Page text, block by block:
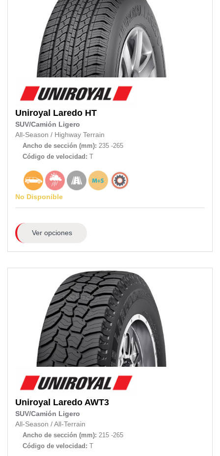
Uniroyal Laredo HT
SUV/Camión Ligero
All-Season / Highway Terrain
Ancho de sección (mm): 235 -265
Código de velocidad: T
No Disponible
Ver opciones
Uniroyal Laredo AWT3
SUV/Camión Ligero
All-Season / All-Terrain
Ancho de sección (mm): 215 -265
Código de velocidad: T